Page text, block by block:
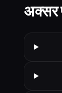
अक्सर